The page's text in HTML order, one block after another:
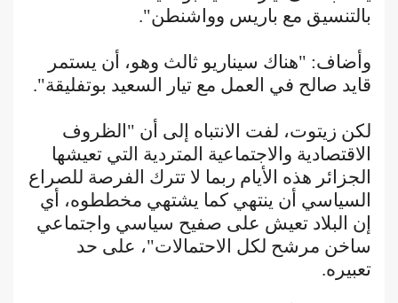
بالتنسيق مع باريس وواشنطن".
وأضاف: "هناك سيناريو ثالث وهو، أن يستمر
قايد صالح في العمل مع تيار السعيد بوتفليقة".
لكن زيتوت، لفت الانتباه إلى أن "الظروف
الاقتصادية والاجتماعية المتردية التي تعيشها
الجزائر هذه الأيام ربما لا تترك الفرصة للصراع
السياسي أن ينتهي كما يشتهي مخططوه، أي
إن البلاد تعيش على صفيح سياسي واجتماعي
ساخن مرشح لكل الاحتمالات"، على حد
تعبيره.